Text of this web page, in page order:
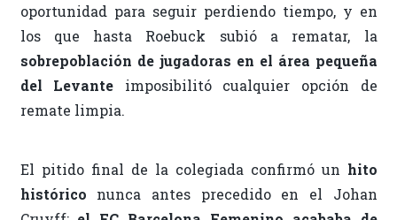
oportunidad para seguir perdiendo tiempo, y en
los que hasta Roebuck subió a rematar, la
sobrepoblación de jugadoras en el área pequeña
del Levante imposibilitó cualquier opción de
remate limpia.
El pitido final de la colegiada confirmó un hito
histórico nunca antes precedido en el Johan